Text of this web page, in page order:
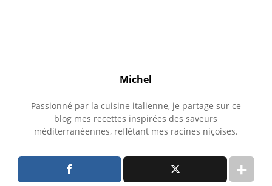
Michel
Passionné par la cuisine italienne, je partage sur ce
blog mes recettes inspirées des saveurs
méditerranéennes, reflétant mes racines niçoises.